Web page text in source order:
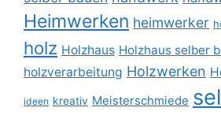
Heimwerken heimwerker
holz Holzhaus Holzhaus selber
holzverarbeitung Holzwerken
ideen kreativ Meisterschmiede